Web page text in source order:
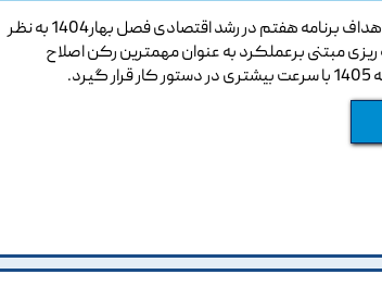
با توجه به عدم تحقق اهداف برنامه هفتم در رشد اقتصادی فصل بهار1404 به نظر
مبتنی برعملکرد به عنوان مهمترین رکن اصلاح